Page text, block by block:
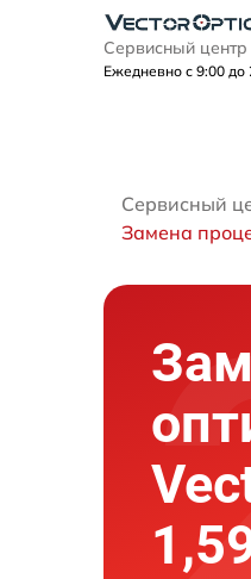
Сервисный
Ежедневно с 9:00 до
Сервисный
Замена